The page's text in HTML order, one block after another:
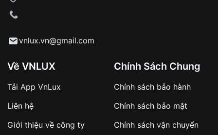
Từ khóa SEO:
sản phẩm đặc biệt
hàng
vnlux.vn@gmail.com
Về VNLUX
Tải App VnLux
Liên hệ
Giới thiệu về công ty
Chính Sách Chung
Chính sách bảo hành
Chính sách bảo mật
Chính sách vận chuyển